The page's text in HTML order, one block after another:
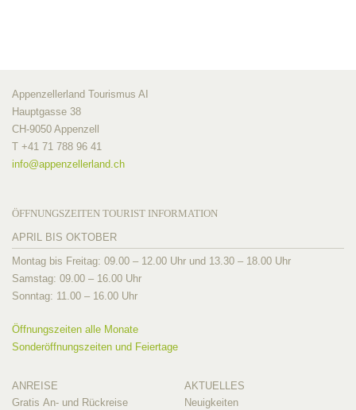
Appenzellerland Tourismus AI
Hauptgasse 38
CH-9050 Appenzell
T +41 71 788 96 41
info@appenzellerland.ch
ÖFFNUNGSZEITEN TOURIST INFORMATION
APRIL BIS OKTOBER
Montag bis Freitag: 09.00 – 12.00 Uhr und 13.30 – 18.00 Uhr
Samstag: 09.00 – 16.00 Uhr
Sonntag: 11.00 – 16.00 Uhr
Öffnungszeiten alle Monate
Sonderöffnungszeiten und Feiertage
ANREISE
Gratis An- und Rückreise
AKTUELLES
Neuigkeiten